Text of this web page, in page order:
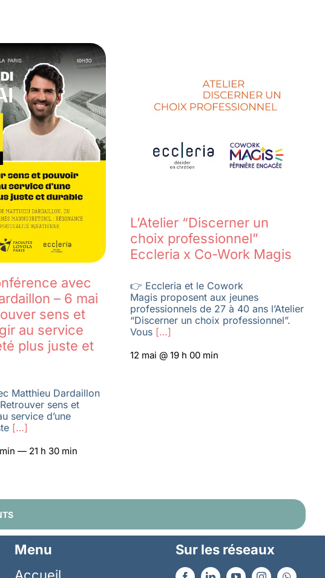
avec
– 6 mai
sens et
au service
plus juste et
Matthieu Dardaillon
sens et
service d’une
[…]
— 21 h 30 min
L’Atelier “Discerner un
choix professionnel”
Eccleria x Co-Work Magis
👉 Eccleria et le Cowork
Magis proposent aux jeunes
professionnels de 27 à 40 ans l’Atelier
“Discerner un choix professionnel”.
Vous[…]
12 mai @ 19 h 00 min
Menu
Sur les réseaux